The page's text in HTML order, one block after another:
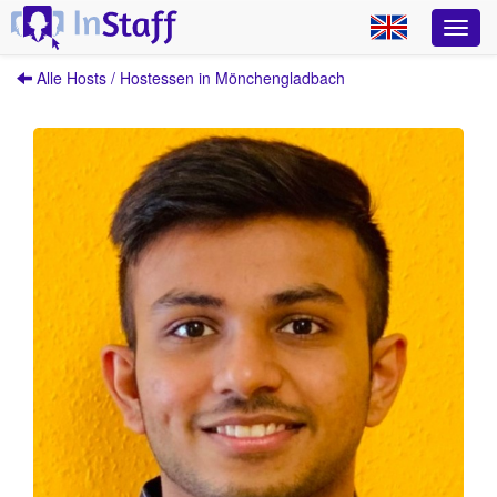
Alle Hosts / Hostessen in Mönchengladbach